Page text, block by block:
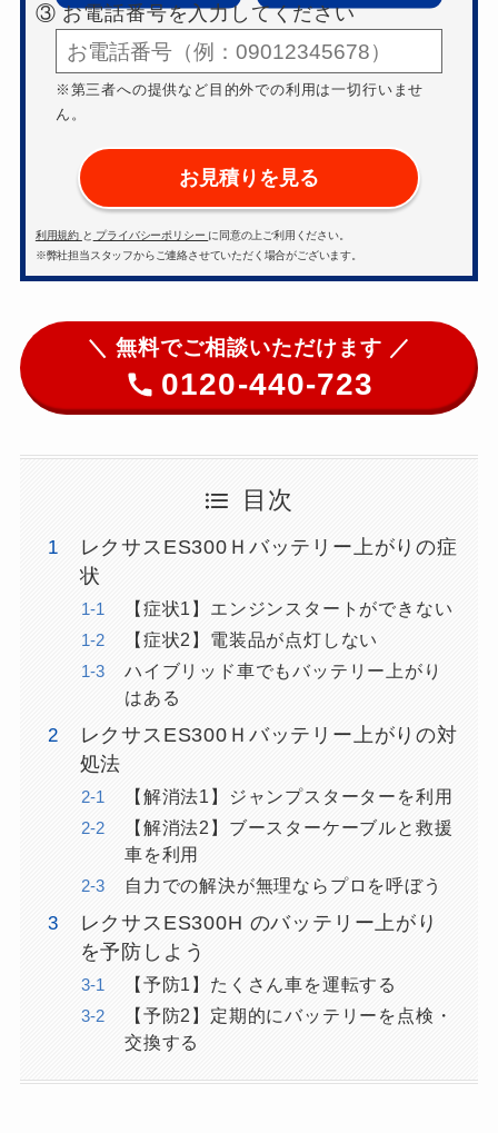
③ お電話番号を入力してください
※第三者への提供など目的外での利用は一切行いませ
ん。
お見積りを見る
利用規約 と プライバシーポリシー に同意の上ご利用ください。
※弊社担当スタッフからご連絡させていただく場合がございます。
＼ 無料でご相談いただけます ／
0120-440-723
目次
レクサスES300Ｈバッテリー上がりの症
状
【症状1】エンジンスタートができない
【症状2】電装品が点灯しない
ハイブリッド車でもバッテリー上がり
はある
レクサスES300Ｈバッテリー上がりの対
処法
【解消法1】ジャンプスターターを利用
【解消法2】ブースターケーブルと救援
車を利用
自力での解決が無理ならプロを呼ぼう
レクサスES300H のバッテリー上がり
を予防しよう
【予防1】たくさん車を運転する
【予防2】定期的にバッテリーを点検・
交換する